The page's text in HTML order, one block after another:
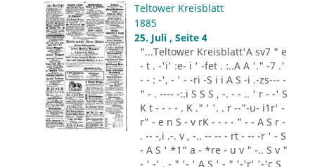
Teltower Kreisblatt
1885
25. Juli , Seite 4
"...Teltower Kreisblatt'A sv7 " e
- t . -'i' :e- i ' -fet . :..A A '." -7 .'
- - : -', - ' - -ri -S i i A S -i .-zs--- -
" - . ---- -:.i S S S , -. - - .. ' r - -' S
K t - - - - . K ." ' '. . r --"-u- i1r' -
r" - e n S - v rK - - - - " - - A S r -
. -- -,i .-. v , -.. -- -- - rt - -- -r ' - S
- A S ' *1" a - *re - u v " -.. S v "
- ' -' . - " '- ' A S ' - " '-'r' '-'c S